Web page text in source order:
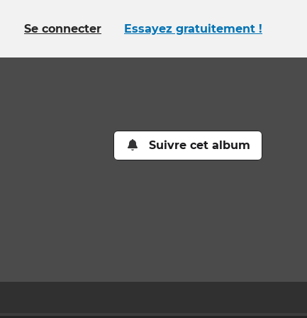
Se connecter Essayez gratuitement !
Suivre cet album